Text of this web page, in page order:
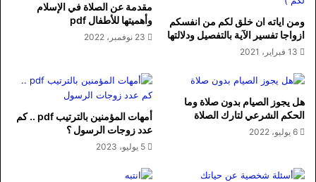
ومن اياته ان خلق لكم من انفسكم
ازواجا تفسير الآية بالتفصيل ودلالتها
13 فبراير، 2021
مقدمة عن الصلاة في الإسلام
وأهميتها للأطفال pdf
23 نوفمبر، 2022
هل يجوز الصيام بدون صلاة وما
الحكم الشرعي لتارك الصلاة
6 يوليو، 2022
أمهات المؤمنين بالترتيب pdf .. كم
عدد زوجات الرسول ؟
5 يوليو، 2023